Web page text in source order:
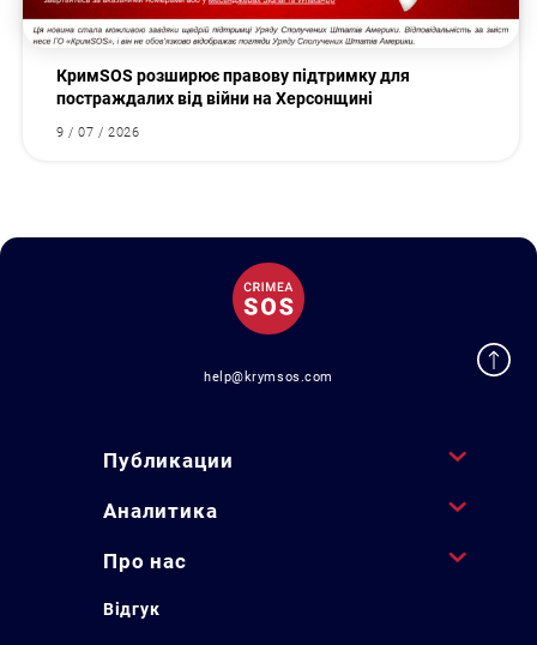
КримSOS розширює правову підтримку для
постраждалих від війни на Херсонщині
9 / 07 / 2026
help@krymsos.com
Публикации
Аналитика
Про нас
Відгук